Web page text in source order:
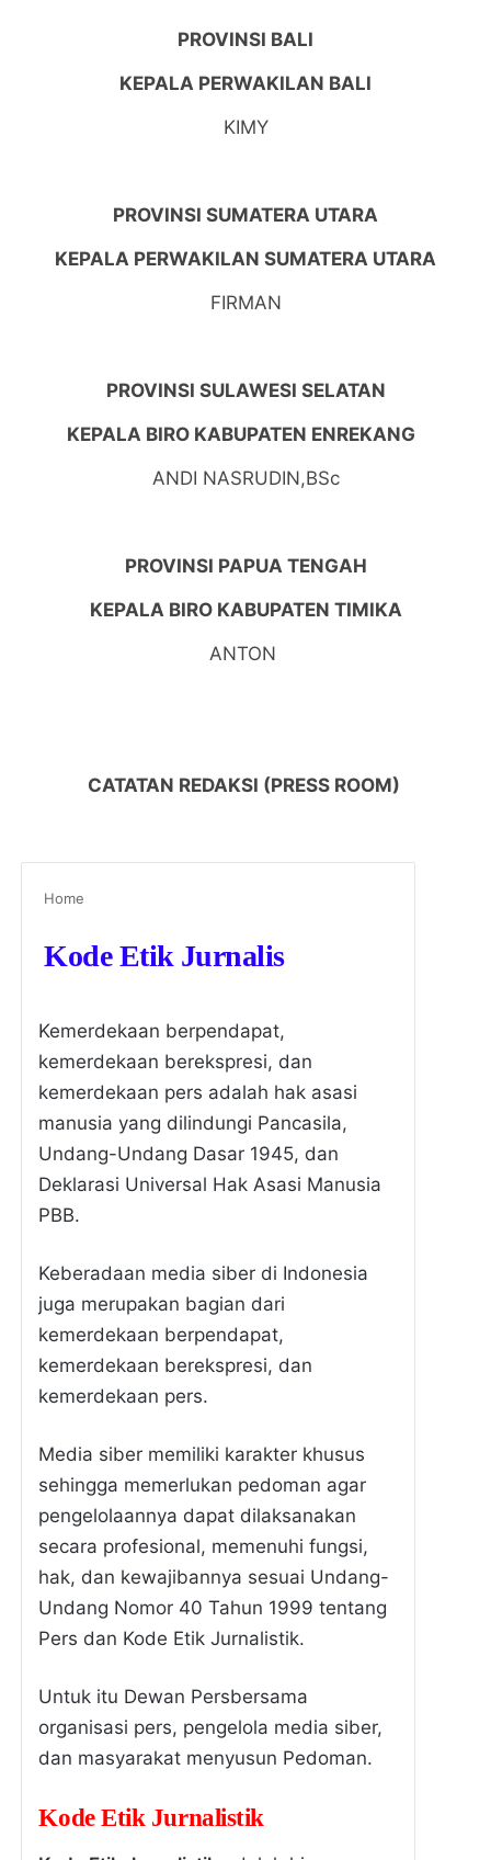
PROVINSI BALI
KEPALA PERWAKILAN BALI
KIMY
PROVINSI SUMATERA UTARA
KEPALA PERWAKILAN SUMATERA UTARA
FIRMAN
PROVINSI SULAWESI SELATAN
KEPALA BIRO KABUPATEN ENREKANG
ANDI NASRUDIN,BSc
PROVINSI PAPUA TENGAH
KEPALA BIRO KABUPATEN TIMIKA
ANTON
CATATAN REDAKSI (PRESS ROOM)
Home
Kode Etik Jurnalis
Kemerdekaan berpendapat,
kemerdekaan berekspresi, dan
kemerdekaan pers adalah hak asasi
manusia yang dilindungi Pancasila,
Undang-Undang Dasar 1945, dan
Deklarasi Universal Hak Asasi Manusia
PBB.
Keberadaan media siber di Indonesia
juga merupakan bagian dari
kemerdekaan berpendapat,
kemerdekaan berekspresi, dan
kemerdekaan pers.
Media siber memiliki karakter khusus
sehingga memerlukan pedoman agar
pengelolaannya dapat dilaksanakan
secara profesional, memenuhi fungsi,
hak, dan kewajibannya sesuai Undang-
Undang Nomor 40 Tahun 1999 tentang
Pers dan Kode Etik Jurnalistik.
Untuk itu Dewan Persbersama
organisasi pers, pengelola media siber,
dan masyarakat menyusun Pedoman.
Kode Etik Jurnalistik